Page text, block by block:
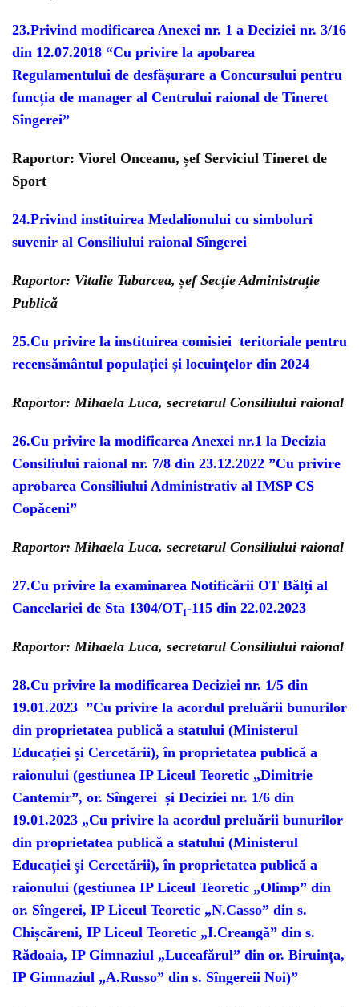
23.Privind modificarea Anexei nr. 1 a Deciziei nr. 3/16
din 12.07.2018 “Cu privire la apobarea
Regulamentului de desfășurare a Concursului pentru
funcția de manager al Centrului raional de Tineret
Sîngerei”
Raportor: Viorel Onceanu, șef Serviciul Tineret de
Sport
24.Privind instituirea Medalionului cu simboluri
suvenir al Consiliului raional Sîngerei
Raportor: Vitalie Tabarcea, șef Secție Administrație
Publică
25.Cu privire la instituirea comisiei teritoriale pentru
recensământul populației și locuințelor din 2024
Raportor: Mihaela Luca, secretarul Consiliului raional
26.Cu privire la modificarea Anexei nr.1 la Decizia
Consiliului raional nr. 7/8 din 23.12.2022 ”Cu privire
aprobarea Consiliului Administrativ al IMSP CS
Copăceni”
Raportor: Mihaela Luca, secretarul Consiliului raional
27.Cu privire la examinarea Notificării OT Bălți al
Cancelariei de Sta 1304/OT₁-115 din 22.02.2023
Raportor: Mihaela Luca, secretarul Consiliului raional
28.Cu privire la modificarea Deciziei nr. 1/5 din
19.01.2023 ”Cu privire la acordul preluării bunurilor
din proprietatea publică a statului (Ministerul
Educației și Cercetării), în proprietatea publică a
raionului (gestiunea IP Liceul Teoretic „Dimitrie
Cantemir”, or. Sîngerei și Deciziei nr. 1/6 din
19.01.2023 „Cu privire la acordul preluării bunurilor
din proprietatea publică a statului (Ministerul
Educației și Cercetării), în proprietatea publică a
raionului (gestiunea IP Liceul Teoretic „Olimp” din
or. Sîngerei, IP Liceul Teoretic „N.Casso” din s.
Chișcăreni, IP Liceul Teoretic „I.Creangă” din s.
Rădoaia, IP Gimnaziul „Luceafărul” din or. Biruința,
IP Gimnaziul „A.Russo” din s. Sîngereii Noi)”